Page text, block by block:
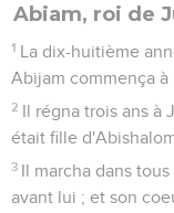
Abiam, roi de
1 La dix-huitième
Abijam commença à
2 Il régna trois ans à
était fille
3 Il marcha dans
avant lui ; et son